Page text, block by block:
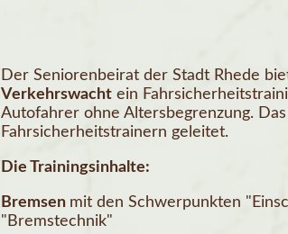
Der Seniorenbeirat der Stadt Rhede
Verkehrswacht ein
Autofahrer ohne Altersbegrenzung.
Fahrsicherheitstrainern geleitet.
Die Trainingsinhalte:
Bremsen mit den Schwerpunkten
"Bremstechnik"